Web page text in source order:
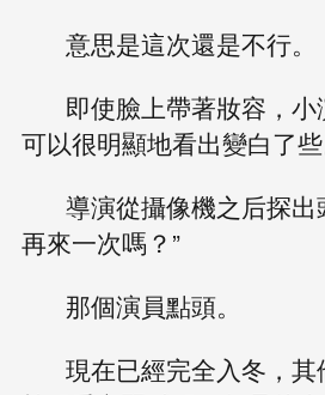
意思是這次還是不行。
即使臉上帶著妝容，
可以很明顯地看出變白了些
導演從攝像機之后探出
再來一次嗎？”
那個演員點頭。
現在已經完全入冬，